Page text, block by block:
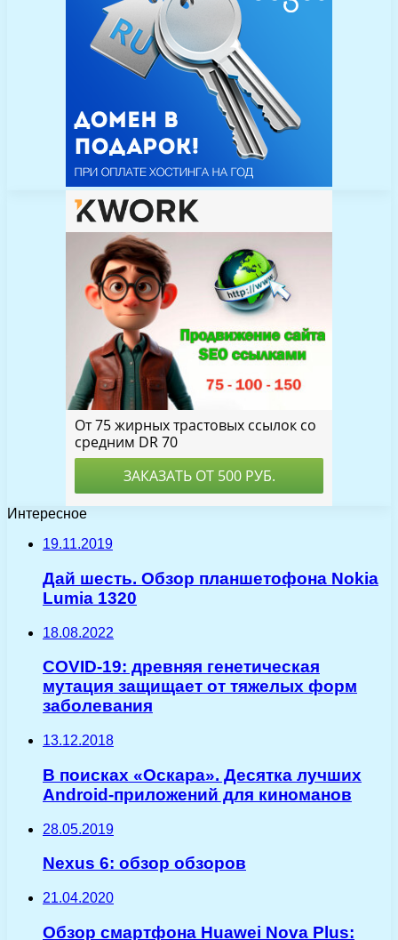
Интересное
19.11.2019
Дай шесть. Обзор планшетофона Nokia
Lumia 1320
18.08.2022
COVID-19: древняя генетическая
мутация защищает от тяжелых форм
заболевания
13.12.2018
В поисках «Оскара». Десятка лучших
Android-приложений для киноманов
28.05.2019
Nexus 6: обзор обзоров
21.04.2020
Обзор смартфона Huawei Nova Plus: